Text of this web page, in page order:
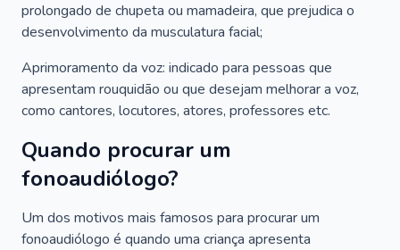
prolongado de chupeta ou mamadeira, que prejudica o
desenvolvimento da musculatura facial;
Aprimoramento da voz: indicado para pessoas que
apresentam rouquidão ou que desejam melhorar a voz,
como cantores, locutores, atores, professores etc.
Quando procurar um
fonoaudiólogo?
Um dos motivos mais famosos para procurar um
fonoaudiólogo é quando uma criança apresenta